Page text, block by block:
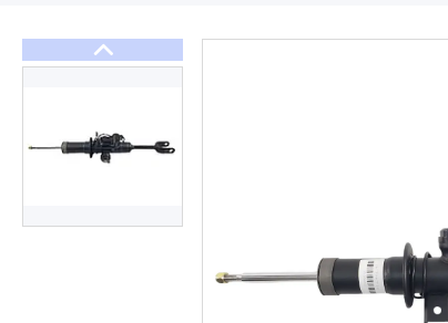
Повернення та обмін
Акції